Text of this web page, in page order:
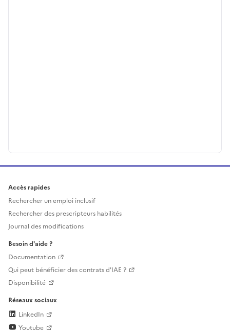
Accès rapides
Rechercher un emploi inclusif
Rechercher des prescripteurs habilités
Journal des modifications
Besoin d'aide ?
Documentation
Qui peut bénéficier des contrats d'IAE ?
Disponibilité
Réseaux sociaux
LinkedIn
Youtube